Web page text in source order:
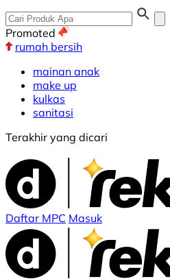
Promoted
rumah bersih
mainan anak
make up
kulkas
sanitasi
Terakhir yang dicari
Daftar MPC Masuk